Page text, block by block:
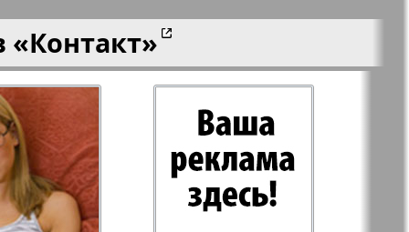
сити
My City Frankfurt
am Main
Наша марка
Объектив EU
«Контакт»